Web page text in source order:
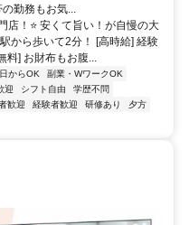
勤務もお気...
店！⭐ 安くて旨い！が自慢の大
から歩いて2分！ [高時給] 経験
料] お財布もお腹...
からOK
副業・WワークOK
迎 シフト自由
学歴不問
歓迎 経験者歓迎 研修あり
夕方